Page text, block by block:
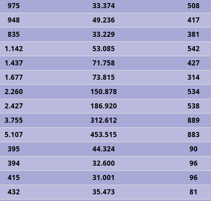
975 33.374 508
948 49.236 417
835 33.229 381
1.142 53.085 542
1.437 71.758 427
1.677 73.815 314
2.260 150.878 534
2.427 186.920 538
3.755 312.612 889
5.107 453.515 883
395 44.324 90
394 32.600 96
415 31.001 96
432 35.473 81